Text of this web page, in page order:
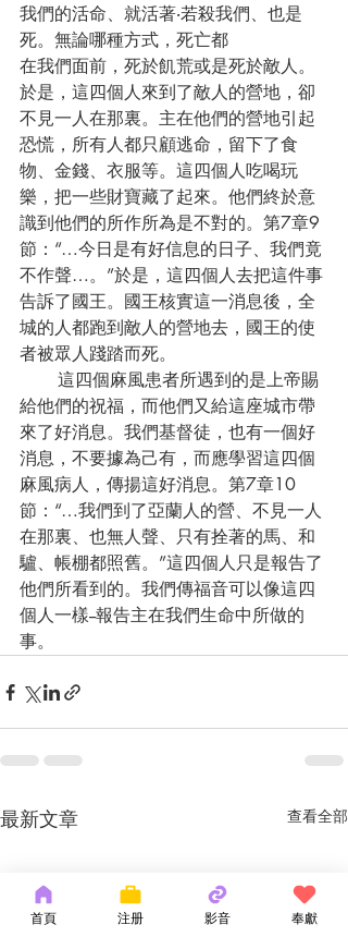
我們的活命、就活著‧若殺我們、也是
死。無論哪種方式，死亡都
在我們面前，死於飢荒或是死於敵人。
於是，這四個人來到了敵人的營地，卻
不見一人在那裏。主在他們的營地引起
恐慌，所有人都只顧逃命，留下了食
物、金錢、衣服等。這四個人吃喝玩
樂，把一些財寶藏了起來。他們終於意
識到他們的所作所為是不對的。第7章9
節：“…今日是有好信息的日子、我們竟
不作聲…。”於是，這四個人去把這件事
告訴了國王。國王核實這一消息後，全
城的人都跑到敵人的營地去，國王的使
者被眾人踐踏而死。
給他們的祝福，而他們又給這座城市帶
來了好消息。我們基督徒，也有一個好
消息，不要據為己有，而應學習這四個
麻風病人，傳揚這好消息。第7章10
節：“…我們到了亞蘭人的營、不見一人
在那裏、也無人聲、只有拴著的馬、和
驢、帳棚都照舊。”這四個人只是報告了
他們所看到的。我們傳福音可以像這四
個人一樣--報告主在我們生命中所做的
事。
最新文章 查看全部
首頁 注册 影音 奉獻